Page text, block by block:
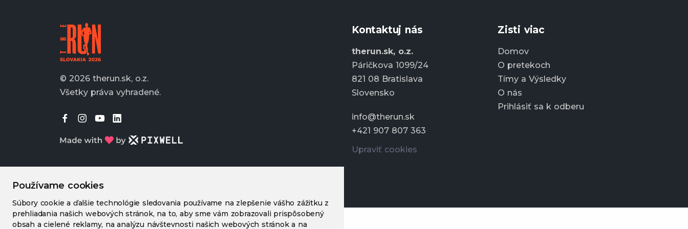
Používame cookies
Súbory cookie a ďalšie technológie sledovania používame na zlepšenie vášho zážitku z
prehliadania našich webových stránok, na to, aby sme vám zobrazovali prispôsobený
obsah a cielené reklamy, na analýzu návštevnosti našich webových stránok a na
© 2026 therun.sk, o.z.
Všetky práva vyhradené.
Kontaktuj nás
therun.sk, o.z.
Páričkova 1099/24
821 08 Bratislava
Slovensko
info@therun.sk
+421 907 807 363
Upraviť cookies
Zisti viac
Domov
O pretekoch
Tímy a Výsledky
O nás
Prihlásiť sa k odberu